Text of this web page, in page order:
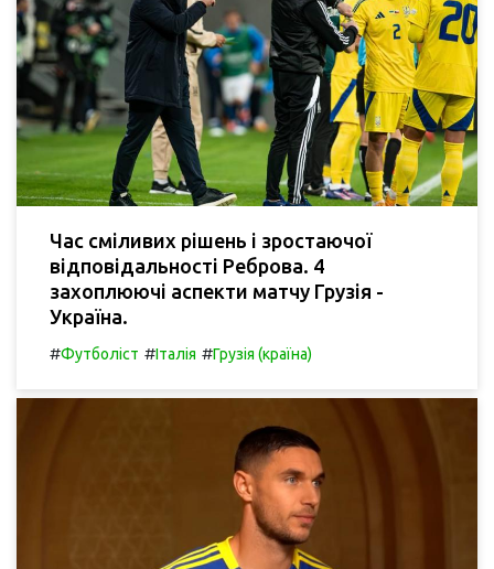
Час сміливих рішень і зростаючої
відповідальності Реброва. 4
захоплюючі аспекти матчу Грузія -
Україна.
#Футболіст #Італія #Грузія (країна)